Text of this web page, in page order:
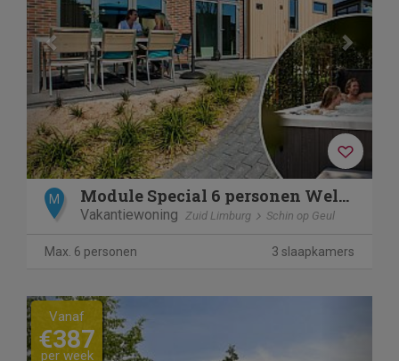
M Module Special 6 personen Wellness (Spa)
Vakantiewoning Zuid Limburg Schin op Geul
Max. 6 personen 3 slaapkamers
Previous
Vanaf
€387
per week